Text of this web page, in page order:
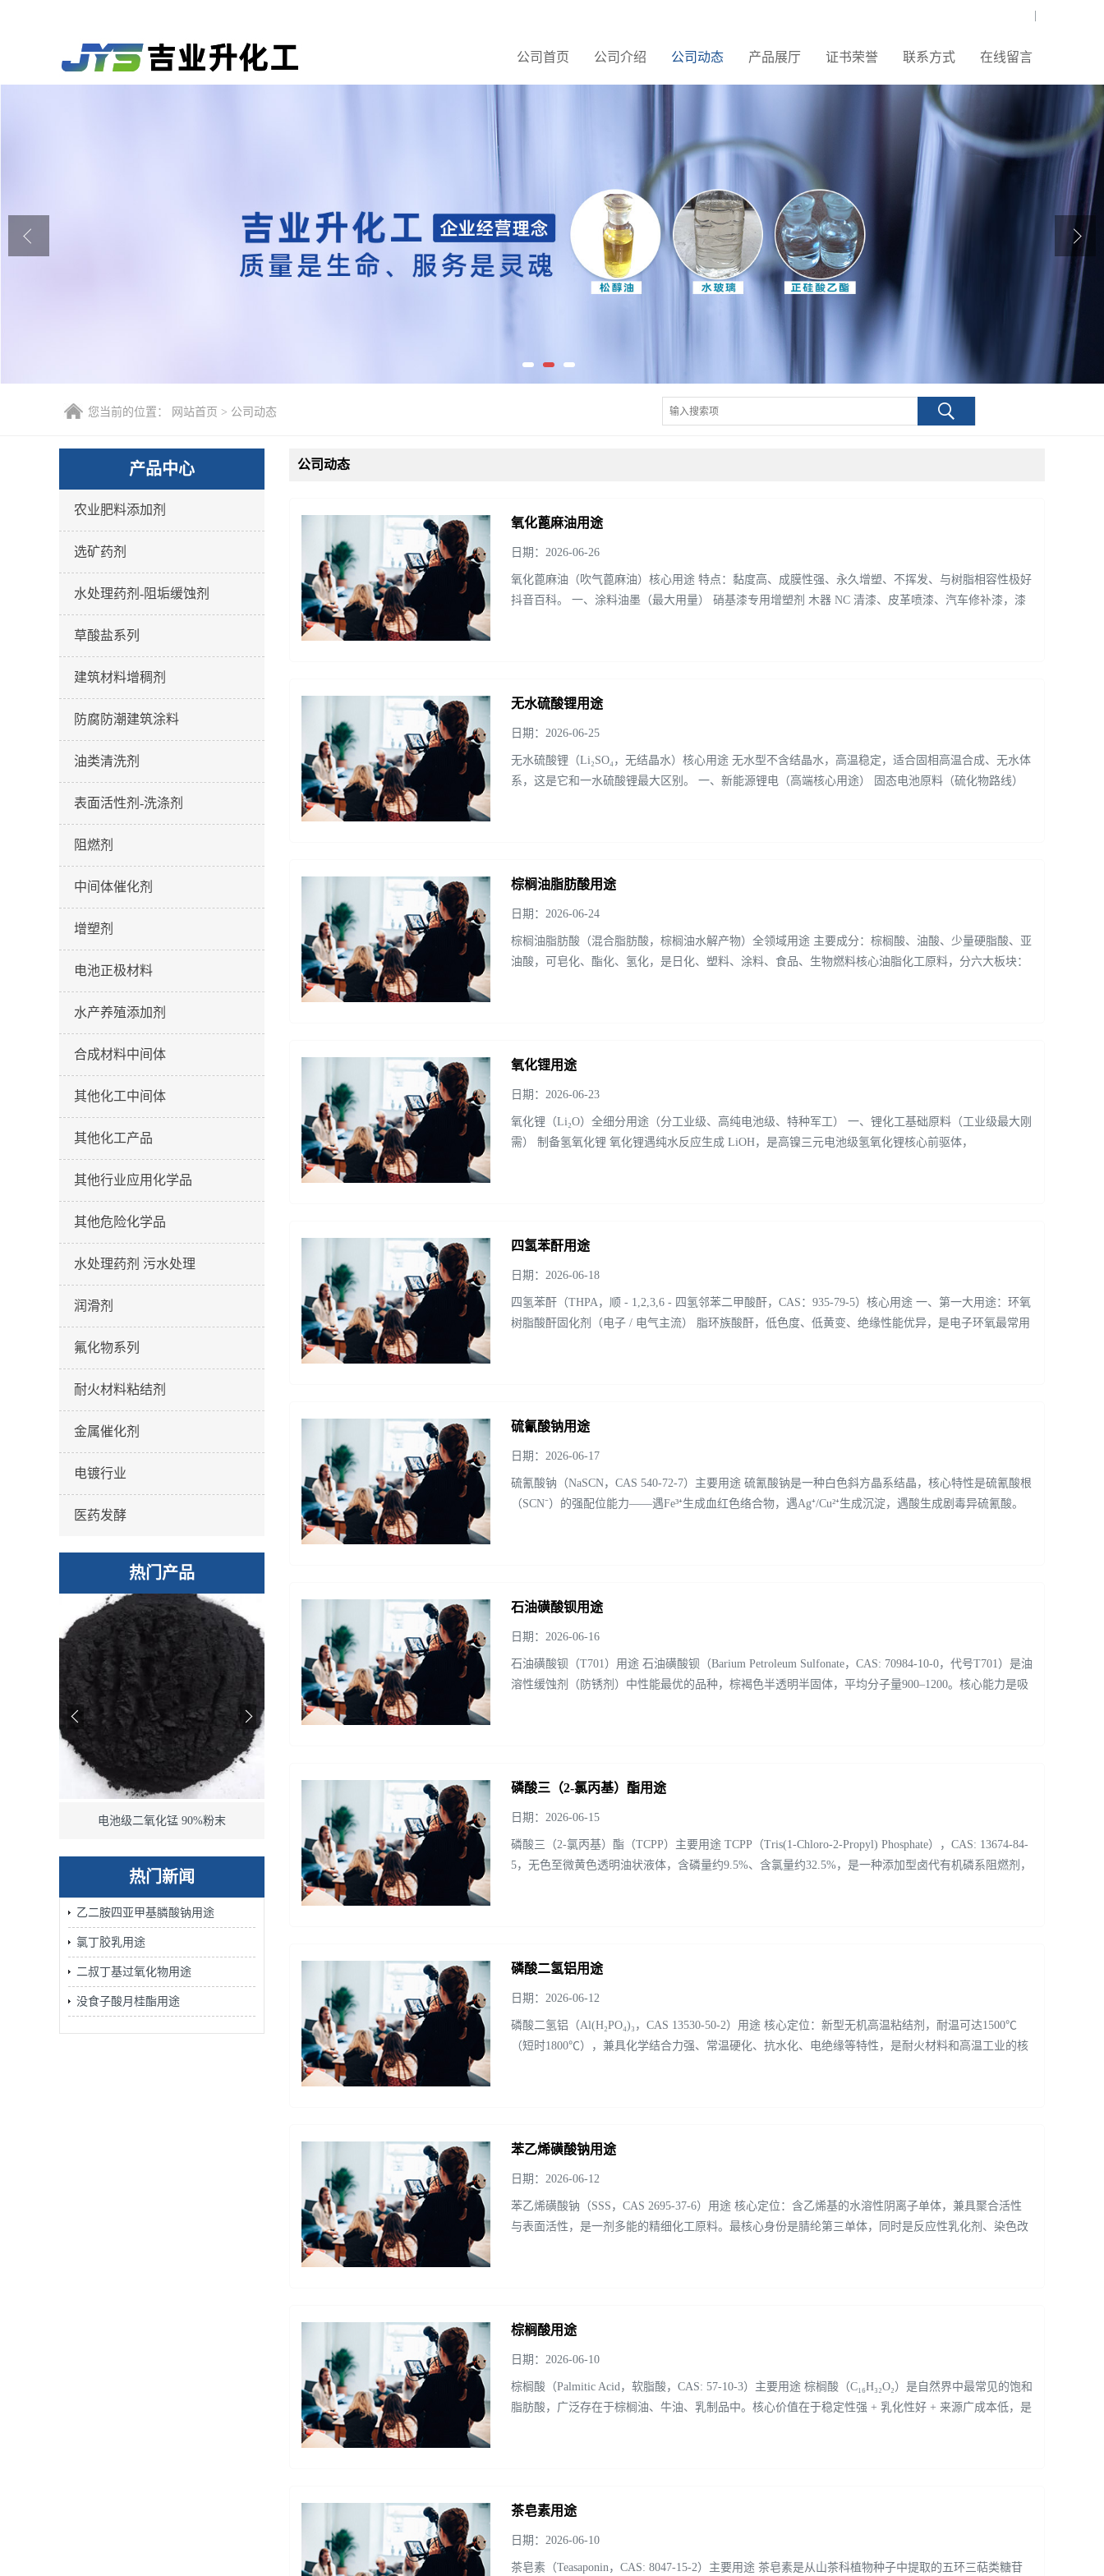
公司首页 公司介绍 公司动态 产品展厅 证书荣誉 联系方式 在线留言
公司首页
联系方式
您当前的位置： 网站首页 > 公司动态
产品中心
农业肥料添加剂
选矿药剂
水处理药剂-阻垢缓蚀剂
草酸盐系列
建筑材料增稠剂
防腐防潮建筑涂料
油类清洗剂
表面活性剂-洗涤剂
阻燃剂
中间体催化剂
增塑剂
电池正极材料
水产养殖添加剂
合成材料中间体
其他化工中间体
其他化工产品
其他行业应用化学品
其他危险化学品
水处理药剂 污水处理
润滑剂
氟化物系列
耐火材料粘结剂
金属催化剂
电镀行业
医药发酵
热门产品
电池级二氧化锰 90%粉末 苄基胂酸 稀土矿的捕收剂
热门新闻
乙二胺四亚甲基膦酸钠用途
氯丁胶乳用途
二叔丁基过氧化物用途
没食子酸月桂酯用途
公司动态
氧化蓖麻油用途
日期：2026-06-26
氧化蓖麻油（吹气蓖麻油）核心用途 特点：黏度高、成膜性强、永久增塑、不挥发、与树脂相容性极好
抖音百科。 一、涂料油墨（最大用量） 硝基漆专用增塑剂 木器 NC 清漆、皮革喷漆、汽车修补漆，漆
无水硫酸锂用途
日期：2026-06-25
无水硫酸锂（Li₂SO₄，无结晶水）核心用途 无水型不含结晶水，高温稳定，适合固相高温合成、无水体
系，这是它和一水硫酸锂最大区别。 一、新能源锂电（高端核心用途） 固态电池原料（硫化物路线）
棕榈油脂肪酸用途
日期：2026-06-24
棕榈油脂肪酸（混合脂肪酸，棕榈油水解产物）全领域用途 主要成分：棕榈酸、油酸、少量硬脂酸、亚
油酸，可皂化、酯化、氢化，是日化、塑料、涂料、食品、生物燃料核心油脂化工原料，分六大板块：
氧化锂用途
日期：2026-06-23
氧化锂（Li₂O）全细分用途（分工业级、高纯电池级、特种军工） 一、锂化工基础原料（工业级最大刚
需） 制备氢氧化锂 氧化锂遇纯水反应生成 LiOH，是高镍三元电池级氢氧化锂核心前驱体，
四氢苯酐用途
日期：2026-06-18
四氢苯酐（THPA，顺 - 1,2,3,6 - 四氢邻苯二甲酸酐，CAS：935-79-5）核心用途 一、第一大用途：环氧
树脂酸酐固化剂（电子 / 电气主流） 脂环族酸酐，低色度、低黄变、绝缘性能优异，是电子环氧最常用
硫氰酸钠用途
日期：2026-06-17
硫氰酸钠（NaSCN，CAS 540-72-7）主要用途 硫氰酸钠是一种白色斜方晶系结晶，核心特性是硫氰酸根
（SCN⁻）的强配位能力——遇Fe³⁺生成血红色络合物，遇Ag⁺/Cu²⁺生成沉淀，遇酸生成剧毒异硫氰酸。
石油磺酸钡用途
日期：2026-06-16
石油磺酸钡（T701）用途 石油磺酸钡（Barium Petroleum Sulfonate，CAS: 70984-10-0，代号T701）是油
溶性缓蚀剂（防锈剂）中性能最优的品种，棕褐色半透明半固体，平均分子量900–1200。核心能力是吸
磷酸三（2-氯丙基）酯用途
日期：2026-06-15
磷酸三（2-氯丙基）酯（TCPP）主要用途 TCPP（Tris(1-Chloro-2-Propyl) Phosphate），CAS: 13674-84-
5，无色至微黄色透明油状液体，含磷量约9.5%、含氯量约32.5%，是一种添加型卤代有机磷系阻燃剂，
磷酸二氢铝用途
日期：2026-06-12
磷酸二氢铝（Al(H₂PO₄)₃，CAS 13530-50-2）用途 核心定位：新型无机高温粘结剂，耐温可达1500℃
（短时1800℃），兼具化学结合力强、常温硬化、抗水化、电绝缘等特性，是耐火材料和高温工业的核
苯乙烯磺酸钠用途
日期：2026-06-12
苯乙烯磺酸钠（SSS，CAS 2695-37-6）用途 核心定位：含乙烯基的水溶性阴离子单体，兼具聚合活性
与表面活性，是一剂多能的精细化工原料。最核心身份是腈纶第三单体，同时是反应性乳化剂、染色改
棕榈酸用途
日期：2026-06-10
棕榈酸（Palmitic Acid，软脂酸，CAS: 57-10-3）主要用途 棕榈酸（C₁₆H₃₂O₂）是自然界中最常见的饱和
脂肪酸，广泛存在于棕榈油、牛油、乳制品中。核心价值在于稳定性强 + 乳化性好 + 来源广成本低，是
茶皂素用途
日期：2026-06-10
茶皂素（Teasaponin，CAS: 8047-15-2）主要用途 茶皂素是从山茶科植物种子中提取的五环三萜类糖苷